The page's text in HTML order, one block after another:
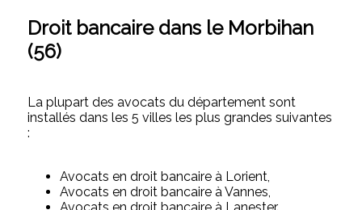
Droit bancaire dans le Morbihan
(56)
La plupart des avocats du département sont
installés dans les 5 villes les plus grandes suivantes
:
Avocats en droit bancaire à Lorient,
Avocats en droit bancaire à Vannes,